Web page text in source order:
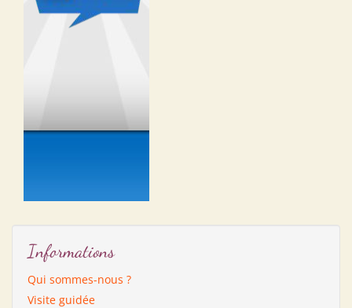
Informations
Qui sommes-nous ?
Visite guidée